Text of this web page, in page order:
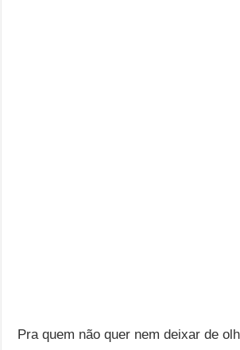
Pra quem não quer nem deixar de